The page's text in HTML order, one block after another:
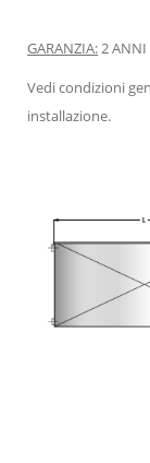
GARANZIA:2 ANNI
Vedi condizioni
installazione.